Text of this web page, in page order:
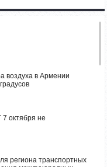
воздуха в Армении
октября не
региона транспортных